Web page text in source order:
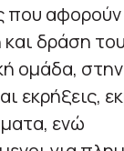
που
δράση
ομάδα,
εκρήξεις,
ενώ